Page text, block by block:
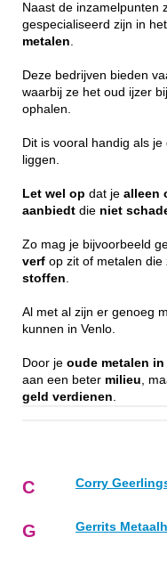
Naast de inzamelpunten
gespecialiseerd zijn in het
metalen.
Deze bedrijven bieden
waarbij ze het oud ijzer
ophalen.
Dit is vooral handig als
liggen.
Let wel op dat je alleen
aanbiedt die niet
Zo mag je bijvoorbeeld
verf op zit of metalen
stoffen.
Al met al zijn er genoeg
kunnen in Venlo.
Door je oude metalen in
aan een beter milieu,
geld verdienen.
C Corry
G Gerrits